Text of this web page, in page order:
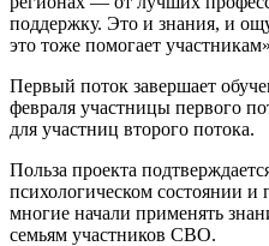
поддержку. Это и знания, и
это тоже помогает
Первый поток завершает
февраля участницы первого
для участниц второго потока.
Польза проекта
психологическом состоянии и
многие начали применять
семьям участников СВО.